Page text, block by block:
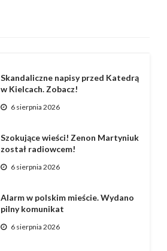
Skandaliczne napisy przed Katedrą
w Kielcach. Zobacz!
6 sierpnia 2026
Szokujące wieści! Zenon Martyniuk
został radiowcem!
6 sierpnia 2026
Alarm w polskim mieście. Wydano
pilny komunikat
6 sierpnia 2026